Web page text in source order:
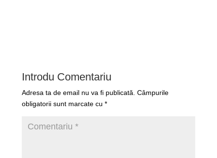
Introdu Comentariu
Adresa ta de email nu va fi publicată. Câmpurile
obligatorii sunt marcate cu *